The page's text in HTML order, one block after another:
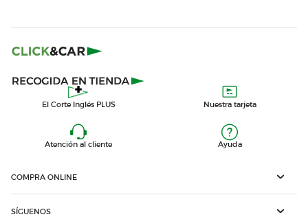
El Corte Inglés PLUS Nuestra tarjeta
Atención al cliente Ayuda
COMPRA ONLINE
SÍGUENOS